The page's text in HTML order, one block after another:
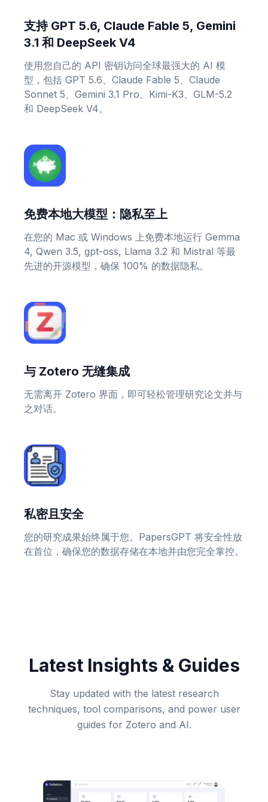
支持 GPT 5.6, Claude Fable 5, Gemini
3.1 和 DeepSeek V4
使用您自己的 API 密钥访问全球最强大的 AI 模
型，包括 GPT 5.6、Claude Fable 5、Claude
Sonnet 5、Gemini 3.1 Pro、Kimi-K3、GLM-5.2
和 DeepSeek V4。
免费本地大模型：隐私至上
在您的 Mac 或 Windows 上免费本地运行 Gemma
4, Qwen 3.5, gpt-oss, Llama 3.2 和 Mistral 等最
先进的开源模型，确保 100% 的数据隐私。
与 Zotero 无缝集成
无需离开 Zotero 界面，即可轻松管理研究论文并与
之对话。
私密且安全
您的研究成果始终属于您。PapersGPT 将安全性放
在首位，确保您的数据存储在本地并由您完全掌控。
Latest Insights & Guides
Stay updated with the latest research
techniques, tool comparisons, and power user
guides for Zotero and AI.